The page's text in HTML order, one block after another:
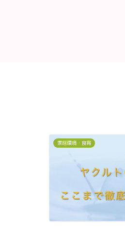
家庭環境・食育